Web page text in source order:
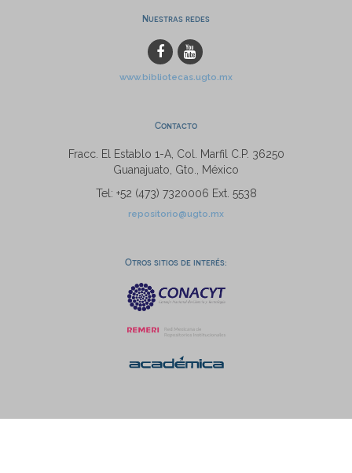
Nuestras redes
www.bibliotecas.ugto.mx
Contacto
Fracc. El Establo 1-A, Col. Marfil C.P. 36250
Guanajuato, Gto., México
Tel: +52 (473) 7320006 Ext. 5538
repositorio@ugto.mx
Otros sitios de interés: